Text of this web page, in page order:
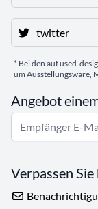
twitter
* Bei den auf used-
um Ausstellungsware,
Angebot
Verpassen